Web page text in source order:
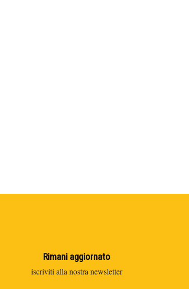
Rimani aggiornato
iscriviti alla nostra newsletter